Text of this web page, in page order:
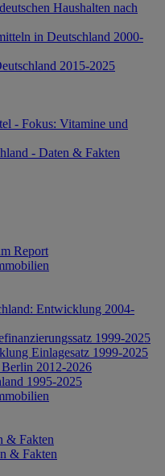
Haushalten nach
in Deutschland 2000-
2015-2025
- Fokus: Vitamine und
- Daten & Fakten
Report
Entwicklung 2004-
1999-2025
Einlagesatz 1999-2025
2012-2026
1995-2025
& Fakten
& Fakten